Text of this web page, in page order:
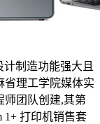
计制造功能强大且
省理工学院媒体实
师团队创建,其第
1+ 打印机销售套